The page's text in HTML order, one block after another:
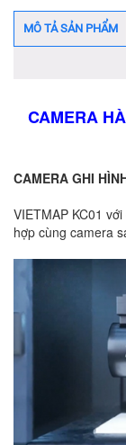
MÔ TẢ SẢN PHẨM
CAMERA
CAMERA GHI
VIETMAP KC01
hợp cùng camera